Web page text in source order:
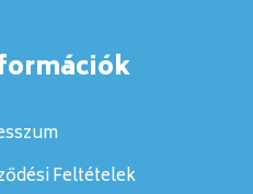
Feltételek